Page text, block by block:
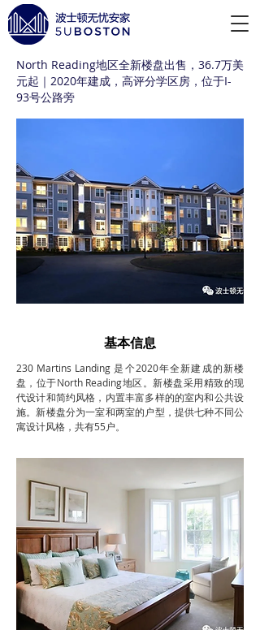
North Reading地区全新楼盘出售，36.7万美
元起｜2020年建成，高评分学区房，位于I-
93号公路旁
基本信息
230 Martins Landing 是个2020年全新建成的新楼
盘，位于North Reading地区。新楼盘采用精致的现
代设计和简约风格，内置丰富多样的的室内和公共设
施。新楼盘分为一室和两室的户型，提供七种不同公
寓设计风格，共有55户。